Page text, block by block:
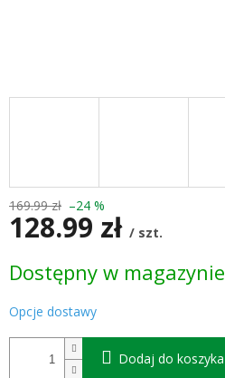
169.99 zł –24 %
128.99 zł / szt.
jednostkowa:
Dostępny w magazynie
Opcje dostawy
Dodaj do koszyka